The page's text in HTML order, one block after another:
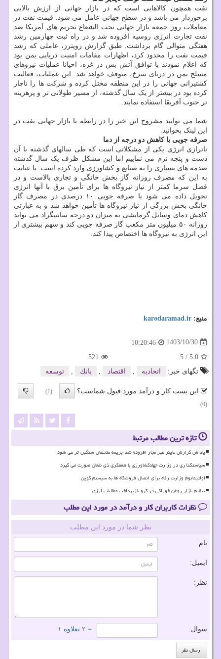
نفت همچون کالاهایی است که در بازار جهانی از ارزش بالایی
برخوردار می باشد و در سطح جهانی عامل می شود. قیمت نفت در
معاملات روز جمعه بازار جهانی تحت الشعاع تحریم های آمریکا ضد
نفت تجارت انرژی روسیه افزوده شد و در راه ثبت چهارمین رشد
هفتگی متوالی گام برداشت. طبق گزارش رویترز، عاملی که رشد
قیمت نفت را محدود کرد، اظهارات مقامات امنیت دریایی یمن بود
که اعلام نمودند با توافق آتش بس در غزه، احیانا عملیات نیروهای
مسلح یمن در دریای سرخ، متوقف خواهد شد. این عملیات، فعالیت
کشتیرانی جهانی را در این منطقه مختل کرده و شرکت ها را ناچار
کرده بود در بیشتر از یک سال گذشته، از مسیر طولانی تر و پرهزینه
تر جنوب آفریقا استفاده نمایند.
شما می توانید مشروح این خبر را در رابطه با بازار جهانی نفت در
این لینک بخوانید.
صرفه جویی با کاهش دو درجه از دما
ناترازی انرژی یکی از مشکلاتی است که طی سالهای گذشته با آن
دست و پنجه نرم می نماییم اما این مشکل ظرف یک سال گذشته
صدمه های بسیاری را به صنایع و کشاورزی وارد کرده است. با عنایت
به این که مصرف روزانه گاز بخش خانگی و تجاری بالاست و در
فصل سرما کمتر از نیاز نیروگاه ها برای تأمین برق با آنها انرژی
تحویل داده می شود با صرفه جویی ۱۰ درصدی در مصرف گاز
خانگی بخش بزرگی از نیاز نیروگاه ها تأمین خواهد شد و به عبارتی
کاهش دمای وسایل گرمایشی به میزان دو درجه سانتیگراد می تواند
روزانه ۵۰ میلیون متر مکعب گاز صرفه جویی کند و سهم بیشتری از
این انرژی به نیروگاه ها اختصاص پیدا کند.
منبع: karodaramad.ir
1403/10/30
10:20:46
5.0
/
5
521
تگهای خبر:
اتحادیه , اقتصاد , بانك , توسعه
این پست کار و درآمد مورد قبول شماست؟
(1)
(0)
تازه ترین مطالب مرتبط
پاداش گزارش ماینر غیر مجاز افزوده شد جریمه متخلفان سنگین تر می شود
سیاستگذاری در وزارت جهادکشاورزی با همفکری ذی نفعان صورت می گیرد
اولتیماتوم وزارت رفاه برای اتصال فروشگاه ها به سیستم کوپن
تنظیم بازار روغن خوراکی در گرو بازپرداخت مطالبات ارزی
نظرات کاربران کار و درآمد در مورد این مطلب
نظر شما در مورد این مطلب
نام:
ایمیل:
نظر:
سوال: = ۲ بعلاوه ۱